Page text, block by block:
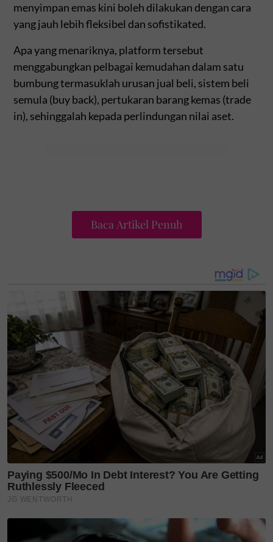
menyimpan emas kini boleh dilakukan dengan cara
yang jauh lebih fleksibel dan sofistikated.
Apa yang menariknya, platform tersebut
menggabungkan pelbagai kemudahan dalam satu
bumbung termasuklah urusan jual beli, sistem beli
semula (buy back), pertukaran barang kemas (trade
in), sehinggalah kepada perlindungan nilai aset.
Pendekatan kreatif sebegini pastinya memberi lebih
nilai tambah kepada peminat tegar logam mulia
mahupun generasi muda yang baru berjinak-jinak
mahu mengukuhkan portfolio kewangan peribadi
mereka.
Baca Artikel Penuh